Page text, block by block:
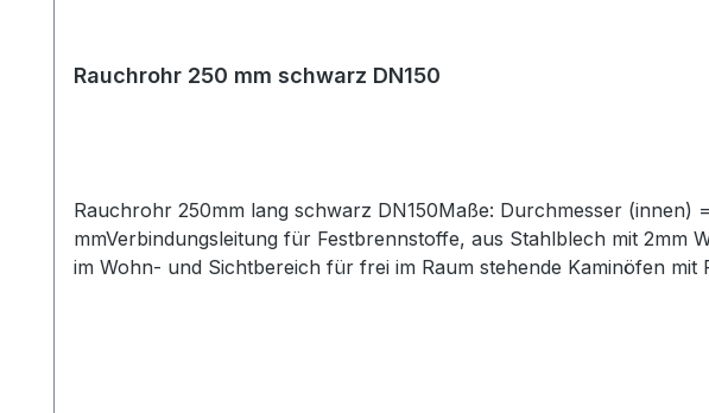
Rauchrohr 250 mm schwarz DN150
Rauchrohr 250mm lang schwarz DN150Maße: Durchmesser
mmVerbindungsleitung für Festbrennstoffe, aus Stahlblech mit 2mm
im Wohn- und Sichtbereich für frei im Raum stehende Kaminöfen